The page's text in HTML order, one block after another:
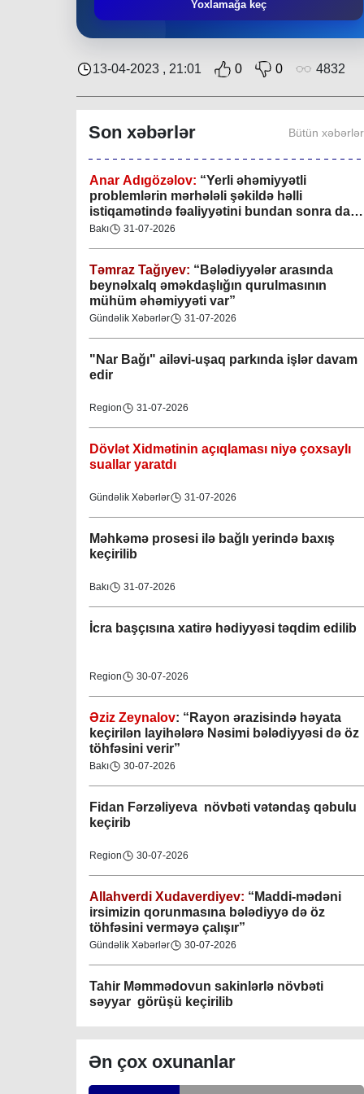
Yoxlamağa keç
13-04-2023 , 21:01 0 0 4832
Son xəbərlər Bütün xəbərlər
keçirilib
Gündəlik Xəbərlər 04-08-2026
Anar Adıgözəlov: “Yerli əhəmiyyətli
problemlərin mərhələli şəkildə həlli
istiqamətində fəaliyyətini bundan sonra da
davam etdirəcəkdir
Bakı 31-07-2026
Təmraz Tağıyev: “Bələdiyyələr arasında
beynəlxalq əməkdaşlığın qurulmasının
mühüm əhəmiyyəti var”
Gündəlik Xəbərlər 31-07-2026
"Nar Bağı" ailəvi-uşaq parkında işlər davam
edir
Region 31-07-2026
Dövlət Xidmətinin açıqlaması niyə çoxsaylı
suallar yaratdı
Gündəlik Xəbərlər 31-07-2026
Məhkəmə prosesi ilə bağlı yerində baxış
keçirilib
Bakı 31-07-2026
İcra başçısına xatirə hədiyyəsi təqdim edilib
Region 30-07-2026
Əziz Zeynalov: “Rayon ərazisində həyata
keçirilən layihələrə Nəsimi bələdiyyəsi də öz
töhfəsini verir”
Bakı 30-07-2026
Fidan Fərzəliyeva növbəti vətəndaş qəbulu
keçirib
Region 30-07-2026
Allahverdi Xudaverdiyev: “Maddi-mədəni
irsimizin qorunmasına bələdiyyə də öz
töhfəsini verməyə çalışır”
Gündəlik Xəbərlər 30-07-2026
Tahir Məmmədovun sakinlərlə növbəti
səyyar görüşü keçirilib
Elşad Vəliyev:
təmin olunması və fövqəladə hallara operativ
Ən çox oxunanlar
Gəncə şəhəri Nizami bələdiyyəsi
08-04-2023
M.Ə.Rəsuzladə bələdiyyəsi
07-04-2023
Xətai bələdiyyəsi
07-04-2023
Mingəçevir bələdiyyəsi
06-04-2023
Nəsimi bələdiyyəsi
06-04-2023
Nərimanov bələdiyyəsi
06-04-2023